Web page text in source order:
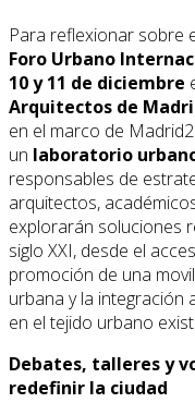
Para reflexionar sobre
Foro Urbano
10 y 11 de diciembre
Arquitectos de
en el marco de
un laboratorio
responsables de
arquitectos,
explorarán soluciones
siglo XXI, desde el
promoción de una
urbana y la integración
en el tejido urbano
Debates, talleres y
redefinir la ciudad